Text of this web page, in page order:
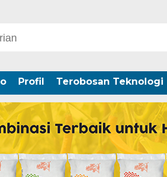
Profil Terobosan Teknologi